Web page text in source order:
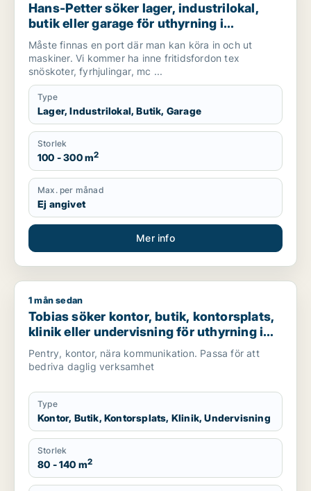
Hans-Petter söker lager, industrilokal,
butik eller garage för uthyrning i
Sundsvall
Måste finnas en port där man kan köra in och ut
maskiner. Vi kommer ha inne fritidsfordon tex
snöskoter, fyrhjulingar, mc ...
Type
Lager, Industrilokal, Butik, Garage
Storlek
100 - 300 m2
Max. per månad
Ej angivet
Mer info
Tobias söker kontor, butik, kontorsplats, klinik eller
1 mån sedan
Tobias söker kontor, butik, kontorsplats,
klinik eller undervisning för uthyrning i
Täby
Pentry, kontor, nära kommunikation. Passa för att
bedriva daglig verksamhet
Type
Kontor, Butik, Kontorsplats, Klinik, Undervisning
Storlek
80 - 140 m2